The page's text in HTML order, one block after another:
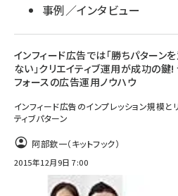
事例／インタビュー
インフィード広告では「勝ちパターン
ない」クリエイティブ運用が成功の鍵!
フォースの広告運用ノウハウ
インフィード広告のインプレッション規模
ティブパターン
阿部欽一（キットフック）
2015年12月9日 7:00